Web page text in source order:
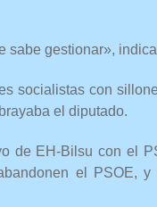
sabe gestionar»,
socialistas con
el diputado.
de EH-Bilsu con el
el PSOE,